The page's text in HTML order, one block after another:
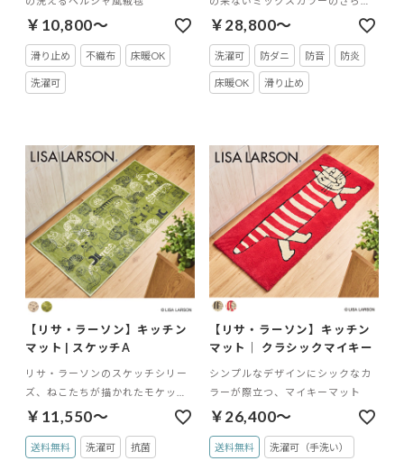
￥10,800～
滑り止め 不織布 床暖OK
洗濯可
わラグ
￥28,800～
洗濯可 防ダニ 防音 防炎
床暖OK 滑り止め
【リサ・ラーソン】キッチン
マット | スケッチA
リサ・ラーソンのスケッチシリー
ズ、ねこたちが描かれたモケット
織のキッチンマット
￥11,550～
送料無料 洗濯可 抗菌
【リサ・ラーソン】キッチン
マット｜ クラシックマイキー
シンプルなデザインにシックなカ
ラーが際立つ、マイキーマット
￥26,400～
送料無料 洗濯可（手洗い）